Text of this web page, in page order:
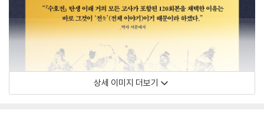
상세 이미지 더보기